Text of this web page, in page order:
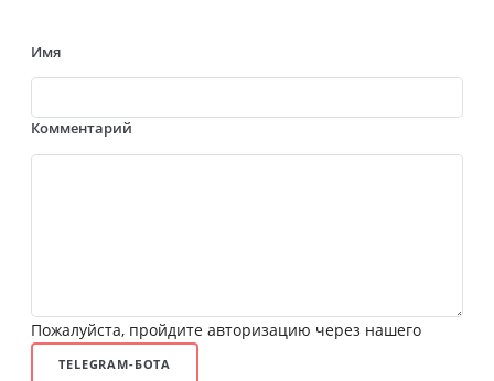
Имя
Комментарий
Пожалуйста, пройдите авторизацию через нашего
TELEGRAM-БОТА